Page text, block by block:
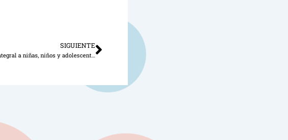
SIGUIENTE
Guía de atención integral a niñas, niños y adolescentes víctimas de la trata de personasSiguiente